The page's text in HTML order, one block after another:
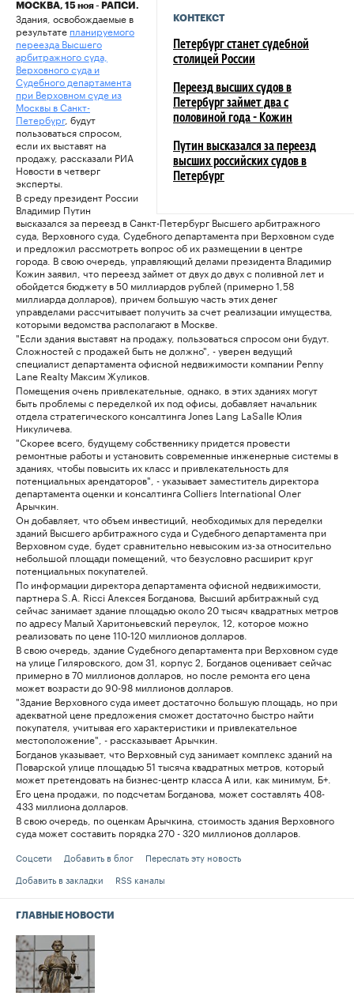
КОНТЕКСТ
Петербург станет судебной
столицей России
Переезд высших судов в
Петербург займет два с
половиной года - Кожин
Путин высказался за переезд
высших российских судов в
Петербург
МОСКВА, 15 ноя - РАПСИ.
Здания, освобождаемые в
результате планируемого
переезда Высшего
арбитражного суда,
Верховного суда и
Судебного департамента
при Верховном суде из
Москвы в Санкт-
Петербург, будут
пользоваться спросом,
если их выставят на
продажу, рассказали РИА
Новости в четверг
эксперты.
В среду президент России
Владимир Путин
высказался за переезд в Санкт-Петербург Высшего арбитражного
суда, Верховного суда, Судебного департамента при Верховном суде
и предложил рассмотреть вопрос об их размещении в центре
города. В свою очередь, управляющий делами президента Владимир
Кожин заявил, что переезд займет от двух до двух с поливной лет и
обойдется бюджету в 50 миллиардов рублей (примерно 1,58
миллиарда долларов), причем большую часть этих денег
управделами рассчитывает получить за счет реализации имущества,
которыми ведомства располагают в Москве.
"Если здания выставят на продажу, пользоваться спросом они будут.
Сложностей с продажей быть не должно", - уверен ведущий
специалист департамента офисной недвижимости компании Penny
Lane Realty Максим Жуликов.
Помещения очень привлекательные, однако, в этих зданиях могут
быть проблемы с переделкой их под офисы, добавляет начальник
отдела стратегического консалтинга Jones Lang LaSalle Юлия
Никуличева.
"Скорее всего, будущему собственнику придется провести
ремонтные работы и установить современные инженерные системы в
зданиях, чтобы повысить их класс и привлекательность для
потенциальных арендаторов", - указывает заместитель директора
департамента оценки и консалтинга Colliers International Олег
Арычкин.
Он добавляет, что объем инвестиций, необходимых для переделки
зданий Высшего арбитражного суда и Судебного департамента при
Верховном суде, будет сравнительно невысоким из-за относительно
небольшой площади помещений, что безусловно расширит круг
потенциальных покупателей.
По информации директора департамента офисной недвижимости,
партнера S.A. Ricci Алексея Богданова, Высший арбитражный суд
сейчас занимает здание площадью около 20 тысяч квадратных метров
по адресу Малый Харитоньевский переулок, 12, которое можно
реализовать по цене 110-120 миллионов долларов.
В свою очередь, здание Судебного департамента при Верховном суде
на улице Гиляровского, дом 31, корпус 2, Богданов оценивает сейчас
примерно в 70 миллионов долларов, но после ремонта его цена
может возрасти до 90-98 миллионов долларов.
"Здание Верховного суда имеет достаточно большую площадь, но при
адекватной цене предложения сможет достаточно быстро найти
покупателя, учитывая его характеристики и привлекательное
местоположение", - рассказывает Арычкин.
Богданов указывает, что Верховный суд занимает комплекс зданий на
Поварской улице площадью 51 тысяча квадратных метров, который
может претендовать на бизнес-центр класса А или, как минимум, Б+.
Его цена продажи, по подсчетам Богданова, может составлять 408-
433 миллиона долларов.
В свою очередь, по оценкам Арычкина, стоимость здания Верховного
суда может составить порядка 270 - 320 миллионов долларов.
Соцсети Добавить в блог
Переслать эту новость
Добавить в закладки
RSS каналы
ГЛАВНЫЕ НОВОСТИ